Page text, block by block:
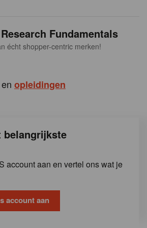
Fundamentals
écht shopper-centric merken!
en opleidingen
belangrijkste
account aan en vertel ons wat je
account aan